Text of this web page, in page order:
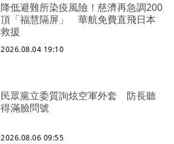
降低避難所染疫風險！慈濟再急調200
頂「福慧隔屏」 華航免費直飛日本
救援
2026.08.04 19:10
民眾黨立委質詢炫空軍外套 防長聽
得滿臉問號
2026.08.06 09:55